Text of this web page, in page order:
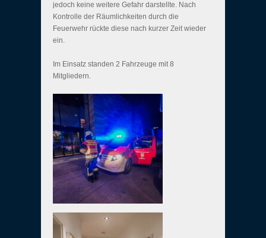
jedoch keine weitere Gefahr darstellte. Nach
Kontrolle der Räumlichkeiten durch die
Feuerwehr rückte diese nach kurzer Zeit wieder
ein.
Im Einsatz standen 2 Fahrzeuge mit 8
Mitgliedern.